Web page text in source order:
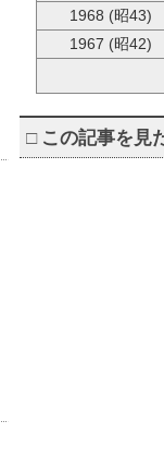
1968 (昭43)
1967 (昭42)
□この記事を見